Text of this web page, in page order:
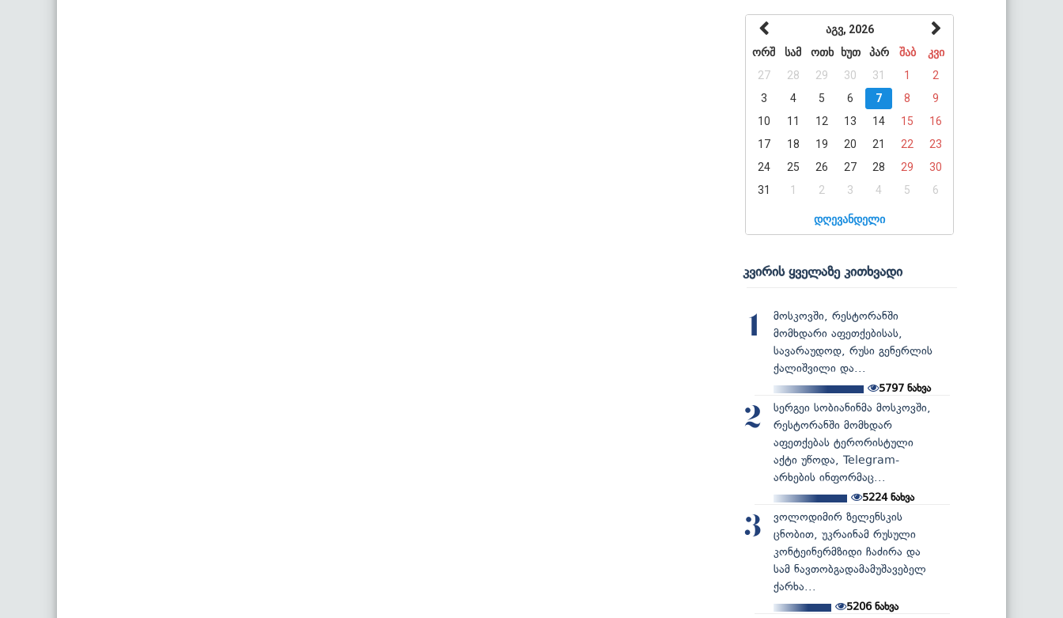
აგვ, 2026
ორშ
სამ ოთხ ხუთ პარ შაბ
კვი
27
28 29 30 31 1
2
3
4 5 6 7 8
9
10
11 12 13 14 15
16
17
18 19 20 21 22
23
24
25 26 27 28 29
30
31
1 2 3 4 5 6
დღევანდელი
კვირის ყველაზე კითხვადი
1
მოსკოვში, რესტორანში
მომხდარი აფეთქებისას,
სავარაუდოდ, რუსი გენერლის
ქალიშვილი და...
5797 ნახვა
2
სერგეი სობიანინმა მოსკოვში,
რესტორანში მომხდარ
აფეთქებას ტერორისტული
აქტი უწოდა, Telegram-
არხების ინფორმაც...
5224ნახვა
3
ვოლოდიმირ ზელენსკის
ცნობით, უკრაინამ რუსული
კონტეინერმზიდი ჩაძირა და
სამ ნავთობგადამამუშავებელ
ქარხა...
5206ნახვა